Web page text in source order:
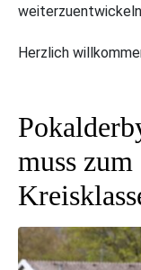
Herzlich
muss